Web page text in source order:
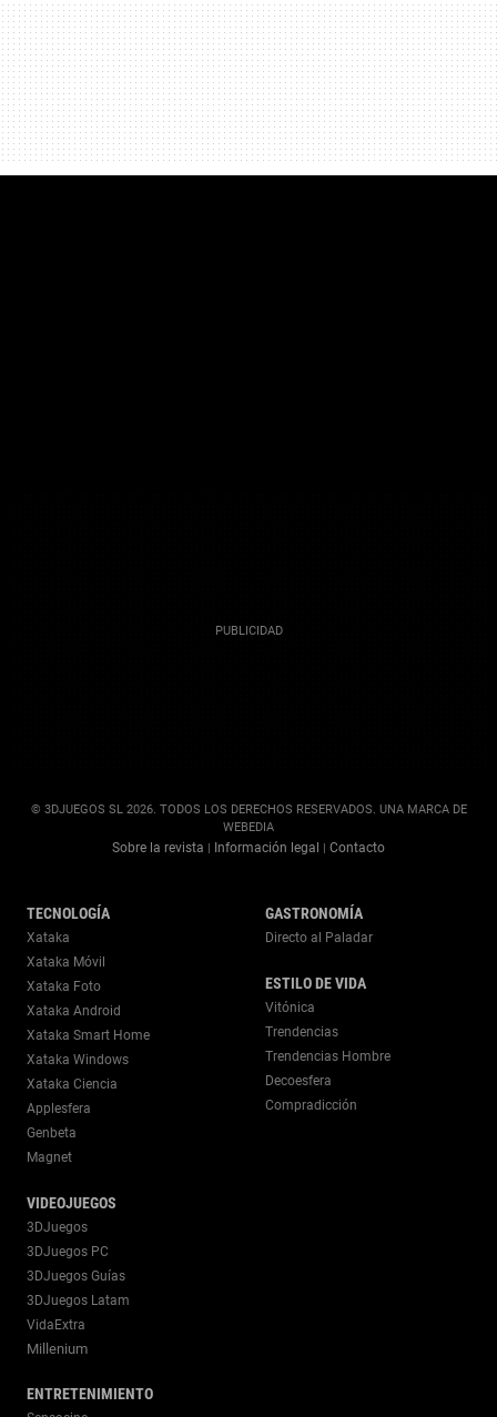
© 3DJUEGOS SL 2026. TODOS LOS DERECHOS RESERVADOS. UNA MARCA DE
WEBEDIA
Sobre la revista Información legal Contacto
TECNOLOGÍA
Xataka
Xataka Móvil
Xataka Foto
Xataka Android
Xataka Smart Home
Xataka Windows
Xataka Ciencia
Applesfera
Genbeta
Magnet
VIDEOJUEGOS
3DJuegos
3DJuegos PC
3DJuegos Guías
3DJuegos Latam
VidaExtra
Millenium
ENTRETENIMIENTO
GASTRONOMÍA
Directo al Paladar
ESTILO DE VIDA
Vitónica
Trendencias
Trendencias Hombre
Decoesfera
Compradicción